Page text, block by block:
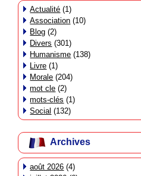
Actualité (1)
Association (10)
Blog (2)
Divers (301)
Humanisme (138)
Livre (1)
Morale (204)
mot cle (2)
mots-clés (1)
Social (132)
Archives
août 2026 (4)